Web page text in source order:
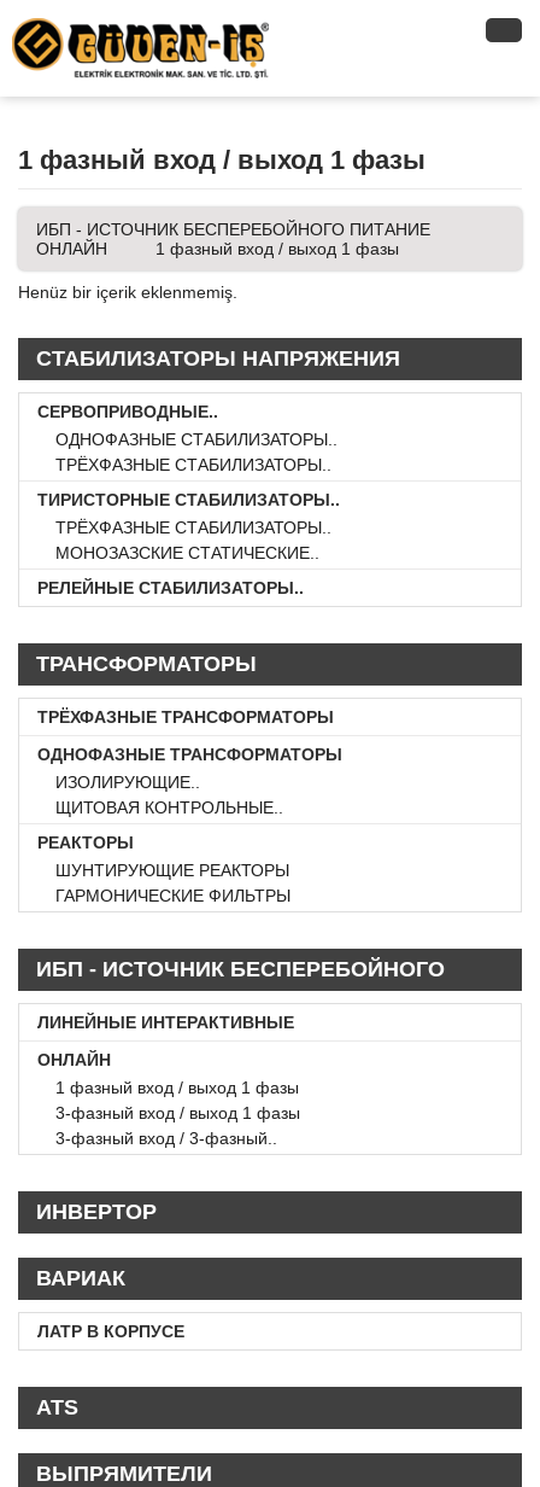
1 фазный вход / выход 1 фазы
ИБП - ИСТОЧНИК БЕСПЕРЕБОЙНОГО ПИТАНИЕ
ОНЛАЙН
1 фазный вход / выход 1 фазы
Henüz bir içerik eklenmemiş.
СТАБИЛИЗАТОРЫ НАПРЯЖЕНИЯ
СЕРВОПРИВОДНЫЕ..
ОДНОФАЗНЫЕ СТАБИЛИЗАТОРЫ..
ТРЁХФАЗНЫЕ СТАБИЛИЗАТОРЫ..
ТИРИСТОРНЫЕ СТАБИЛИЗАТОРЫ..
ТРЁХФАЗНЫЕ СТАБИЛИЗАТОРЫ..
МОНОЗАЗСКИЕ СТАТИЧЕСКИЕ..
РЕЛЕЙНЫЕ СТАБИЛИЗАТОРЫ..
ТРАНСФОРМАТОРЫ
ТРЁХФАЗНЫЕ ТРАНСФОРМАТОРЫ
ОДНОФАЗНЫЕ ТРАНСФОРМАТОРЫ
ИЗОЛИРУЮЩИЕ..
ЩИТОВАЯ КОНТРОЛЬНЫЕ..
РЕАКТОРЫ
ШУНТИРУЮЩИЕ РЕАКТОРЫ
ГАРМОНИЧЕСКИЕ ФИЛЬТРЫ
ИБП - ИСТОЧНИК БЕСПЕРЕБОЙНОГО
ПИТАНИЕ
ЛИНЕЙНЫЕ ИНТЕРАКТИВНЫЕ
ОНЛАЙН
1 фазный вход / выход 1 фазы
3-фазный вход / выход 1 фазы
3-фазный вход / 3-фазный..
ИНВЕРТОР
ВАРИАК
ЛАТР В КОРПУСЕ
ATS
ВЫПРЯМИТЕЛИ